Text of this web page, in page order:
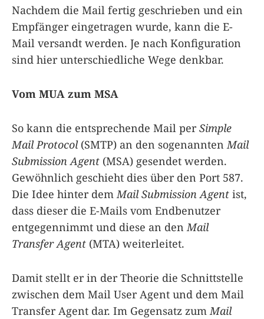
Nachdem die Mail fertig geschrieben und ein
Empfänger eingetragen wurde, kann die E-
Mail versandt werden. Je nach Konfiguration
sind hier unterschiedliche Wege denkbar.
Vom MUA zum MSA
So kann die entsprechende Mail perSimple
Mail Protocol(SMTP) an den sogenanntenMail
Submission Agent (MSA) gesendet werden.
Gewöhnlich geschieht dies über den Port 587.
Die Idee hinter demMail Submission Agent ist,
dass dieser die E-Mails vom Endbenutzer
entgegennimmt und diese an denMail
Transfer Agent (MTA) weiterleitet.
Damit stellt er in der Theorie die Schnittstelle
zwischen dem Mail User Agent und dem Mail
Transfer Agent dar. Im Gegensatz zumMail